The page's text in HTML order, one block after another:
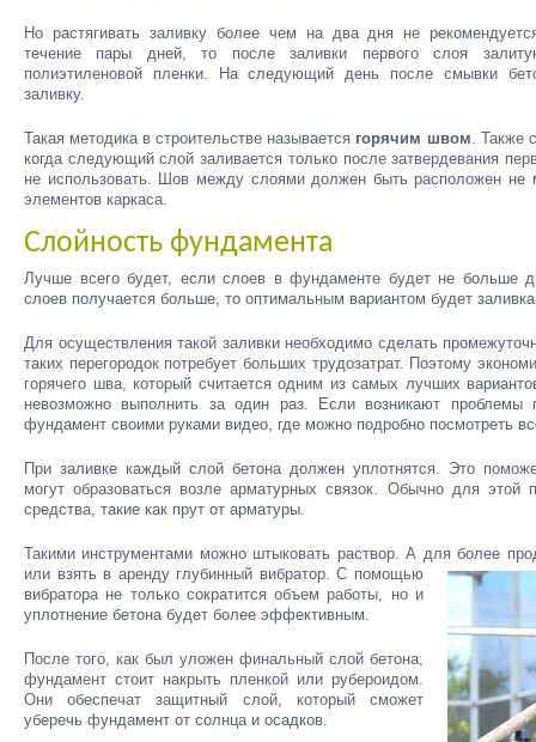
Но растягивать заливку более чем на два дня не
течение пары дней, то после заливки первого слоя
полиэтиленовой пленки. На следующий день после смывки
заливку.
Такая методика в строительстве называется горячим швом. Также
когда следующий слой заливается только после затвердевания
не использовать. Шов между слоями должен быть расположен
элементов каркаса.
Слойность фундамента
Лучше всего будет, если слоев в фундаменте будет не больше
слоев получается больше, то оптимальным вариантом будет
Для осуществления такой заливки необходимо сделать
таких перегородок потребует больших трудозатрат. Поэтому
горячего шва, который считается одним из самых лучших
невозможно выполнить за один раз. Если возникают проблемы
фундамент своими руками видео, где можно подробно посмотреть
При заливке каждый слой бетона должен уплотнятся. Это
могут образоваться возле арматурных связок. Обычно для этой
средства, такие как прут от арматуры.
Такими инструментами можно штыковать раствор. А для более
или взять в аренду глубинный вибратор. С помощью
вибратора не только сократится объем работы, но и
уплотнение бетона будет более эффективным.
После того, как был уложен финальный слой бетона,
фундамент стоит накрыть пленкой или рубероидом.
Они обеспечат защитный слой, который сможет
уберечь фундамент от солнца и осадков.